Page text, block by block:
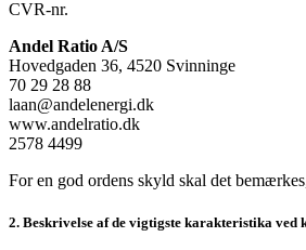
CVR-nr.
Andel Ratio A/S
Hovedgaden 36, 4520 Svinninge
70 29 28 88
laan@andelenergi.dk
www.andelratio.dk
2578 4499
For en god ordens skyld skal det
2. Beskrivelse af de vigtigste karakteristika ved